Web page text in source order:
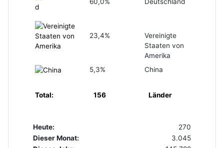
60,0% Deutschland
23,4%
Vereinigte
Staaten von
Amerika
5,3%
China
Total: 156 Länder
Heute:
270
Dieser Monat:
3.045